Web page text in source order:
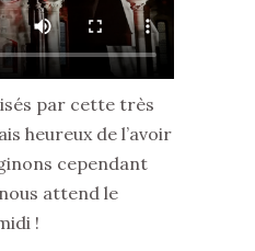
par cette très
heureux de l’avoir
cependant
attend le
!